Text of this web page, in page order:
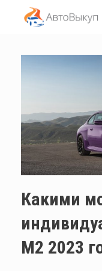
содержанию
Какими
M2 2023